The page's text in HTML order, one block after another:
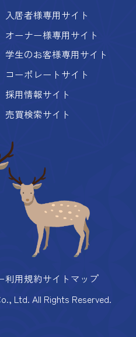
入居者様専用サイト
オーナー様専用サイト
学生のお客様専用サイト
コーポレートサイト
採用情報サイト
売買検索サイト
利用規約サイトマップ
Ltd. All Rights Reserved.